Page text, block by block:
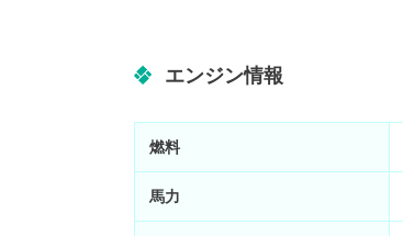
エンジン情報
燃料
馬力